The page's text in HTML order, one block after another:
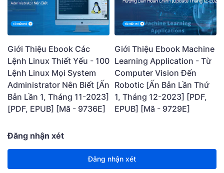
Giới Thiệu Ebook Các
Lệnh Linux Thiết Yếu - 100
Lệnh Linux Mọi System
Administrator Nên Biết [Ấn
Bản Lần 1, Tháng 11-2023]
[PDF, EPUB] [Mã - 9736E]
Giới Thiệu Ebook Machine
Learning Application - Từ
Computer Vision Đến
Robotic [Ấn Bản Lần Thứ
1, Tháng 12-2023] [PDF,
EPUB] [Mã - 9729E]
Đăng nhận xét
Đăng nhận xét